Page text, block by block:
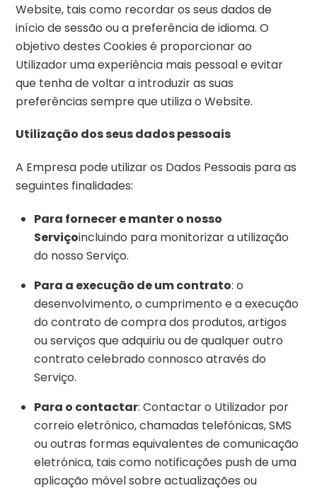
Website, tais como recordar os seus dados de
início de sessão ou a preferência de idioma. O
objetivo destes Cookies é proporcionar ao
Utilizador uma experiência mais pessoal e evitar
que tenha de voltar a introduzir as suas
preferências sempre que utiliza o Website.
Utilização dos seus dados pessoais
A Empresa pode utilizar os Dados Pessoais para as
seguintes finalidades:
Para fornecer e manter o nosso
Serviçoincluindo para monitorizar a utilização
do nosso Serviço.
Para a execução de um contrato: o
desenvolvimento, o cumprimento e a execução
do contrato de compra dos produtos, artigos
ou serviços que adquiriu ou de qualquer outro
contrato celebrado connosco através do
Serviço.
Para o contactar: Contactar o Utilizador por
correio eletrónico, chamadas telefónicas, SMS
ou outras formas equivalentes de comunicação
eletrónica, tais como notificações push de uma
aplicação móvel sobre actualizações ou